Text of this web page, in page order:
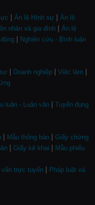
| Án lệ Hình sự | Án lệ
nhân và gia đình | Án lệ
| Nghiên cứu - Bình luận
| Doanh nghiệp | Việc làm |
luận - Luận văn | Tuyển dụng
| Mẫu thông báo | Giấy chứng
| Giấy kê khai | Mẫu phiếu
trực tuyến | Pháp luật và